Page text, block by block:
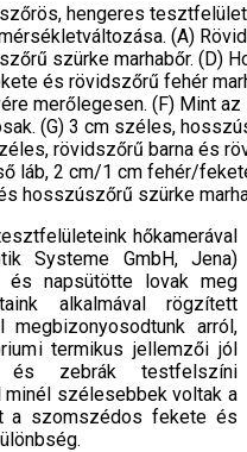
hengeres
(A)
szürke marhabőr. (D)
és rövidszőrű fehér
merőlegesen. (F) Mint az
(G) 3 cm széles,
rövidszőrű barna és
láb, 2 cm/1 cm fehér/
hosszúszőrű szürke
hő­kamerával
Systeme GmbH, Jena)
és napsü­tötte lovak meg
alkalmával rögzített
megbizonyosodtunk arról,
termikus jellemzői jól
és zebrák testfelszíni
szélesebbek voltak a
a szomszédos fekete és